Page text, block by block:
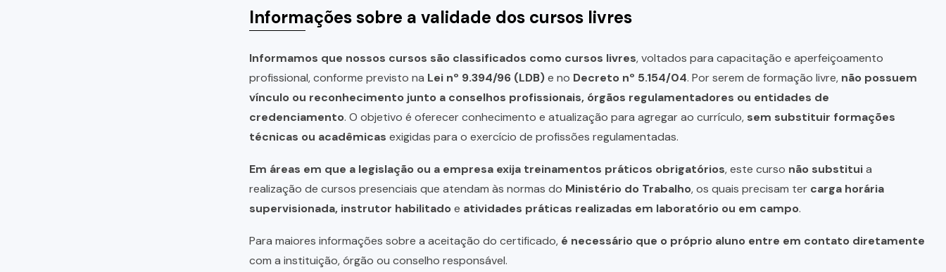
Informações sobre a validade dos cursos livres
Informamos que nossos cursos são classificados como cursos livres, voltados para capacitação e aperfeiçoamento
profissional, conforme previsto na Lei nº 9.394/96 (LDB)e no Decreto nº 5.154/04. Por serem de formação livre, não possuem
vínculo ou reconhecimento junto a conselhos profissionais, órgãos regulamentadores ou entidades de
credenciamento. O objetivo é oferecer conhecimento e atualização para agregar ao currículo, sem substituir formações
técnicas ou acadêmicas exigidas para o exercício de profissões regulamentadas.
Em áreas em que a legislação ou a empresa exija treinamentos práticos obrigatórios, este curso não substituia
realização de cursos presenciais que atendam às normas do Ministério do Trabalho, os quais precisam ter carga horária
supervisionada, instrutor habilitadoe atividades práticas realizadas em laboratório ou em campo.
Para maiores informações sobre a aceitação do certificado, é necessário que o próprio aluno entre em contato diretamente
com a instituição, órgão ou conselho responsável.